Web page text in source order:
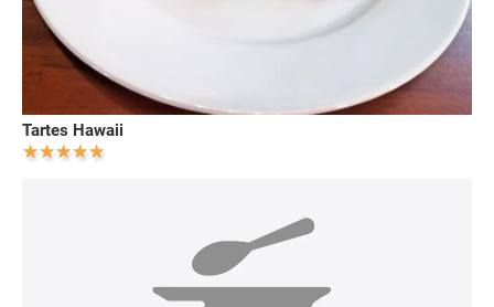
Tartes Hawaii